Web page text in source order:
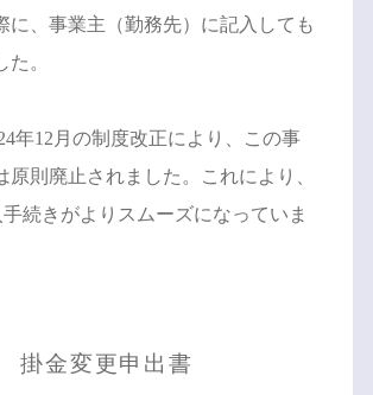
に、事業主（勤務先）に記入しても
。
年12月の制度改正により、この事
原則廃止されました。これにより、
続きがよりスムーズになっていま
掛金変更申出書